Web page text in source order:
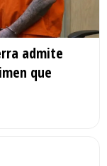
admite
que